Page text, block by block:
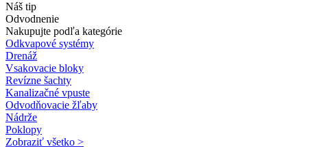
Náš tip
Odvodnenie
Nakupujte podľa kategórie
Odkvapové systémy
Drenáž
Vsakovacie bloky
Revízne šachty
Kanalizačné vpuste
Odvodňovacie žľaby
Nádrže
Poklopy
Zobraziť všetko >